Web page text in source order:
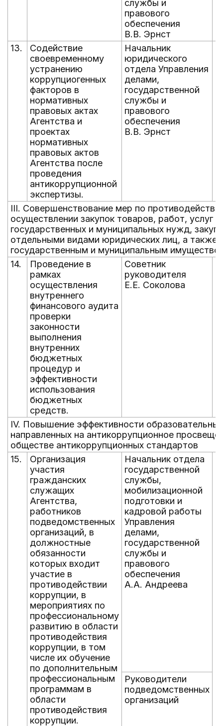
службы и
правового
обеспечения
В.В. Эрнст
13.
Содействие
своевременному
устранению
коррупциогенных
факторов в
нормативных
правовых актах
Агентства и
проектах
нормативных
правовых актов
Агентства после
проведения
антикоррупционной
экспертизы.
Начальник
юридического
отдела Управления
делами,
государственной
службы и
правового
обеспечения
В.В. Эрнст
III. Совершенствование мер по
осуществлении закупок товаров, работ, услуг
государственных и муниципальных нужд,
отдельными видами юридических лиц, а также
государственным и муниципальным
14.
Проведение в
рамках
осуществления
внутреннего
финансового аудита
проверки
законности
выполнения
внутренних
бюджетных
процедур и
эффективности
использования
бюджетных
средств.
Советник
руководителя
Е.Е. Соколова
IV. Повышение эффективности
направленных на антикоррупционное
обществе антикоррупционных стандартов
15.
Организация
участия
гражданских
служащих
Агентства,
работников
подведомственных
организаций, в
должностные
обязанности
которых входит
участие в
противодействии
коррупции, в
мероприятиях по
профессиональному
развитию в области
противодействия
коррупции, в том
числе их обучение
по дополнительным
профессиональным
программам в
области
противодействия
коррупции.
Начальник отдела
государственной
службы,
мобилизационной
подготовки и
кадровой работы
Управления
делами,
государственной
службы и
правового
обеспечения
А.А. Андреева
Руководители
подведомственных
организаций